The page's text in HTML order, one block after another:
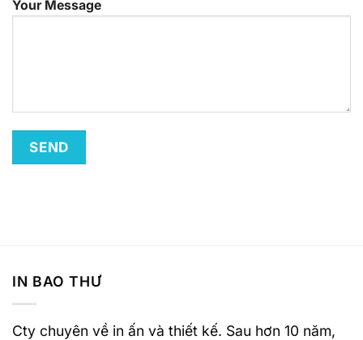
Your Message
IN BAO THƯ
Cty chuyên về in ấn và thiết kế. Sau hơn 10 năm,